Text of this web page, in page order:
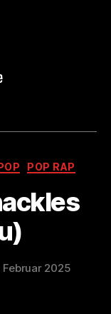
POP RAP
Februar 2025